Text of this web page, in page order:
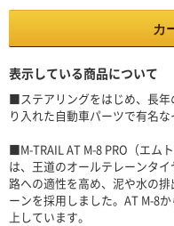
カ
表示している商品について
■ステアリングをはじめ、長
り入れた自動車パーツで有名な
■M-TRAIL AT M-8 PRO（エム
は、王道のオールテレーンタ
路への適性を高め、泥や水の
ーンを採用しました。AT M-8
上しています。